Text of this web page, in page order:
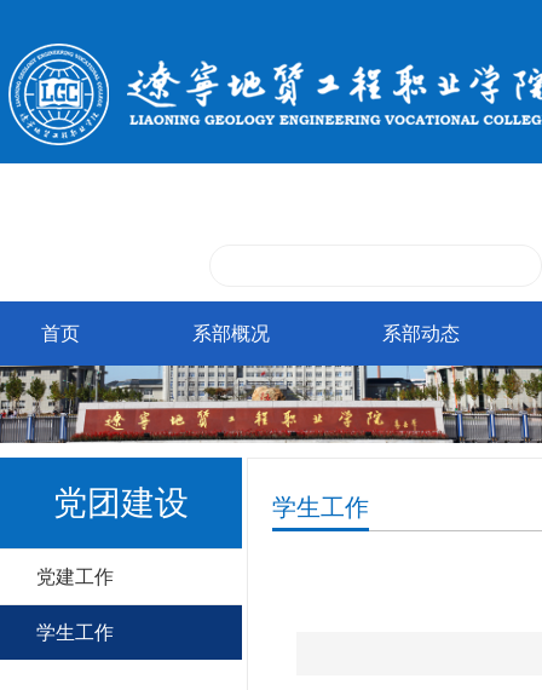
首页 系部概况 系部动态
党团建设
党建工作
学生工作
学生工作